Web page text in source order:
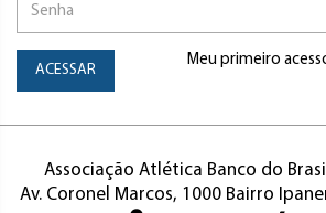
ACESSAR
Meu primeiro
Associação Atlética Banco do
Av. Coronel Marcos, 1000 Bairro